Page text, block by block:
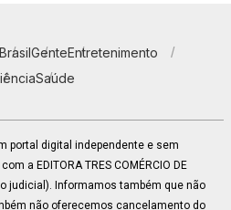
BrasilGenteEntretenimento
Saúde
portal digital independente e sem
a EDITORA TRES COMÉRCIO DE
judicial). Informamos também que não
não oferecemos cancelamento do